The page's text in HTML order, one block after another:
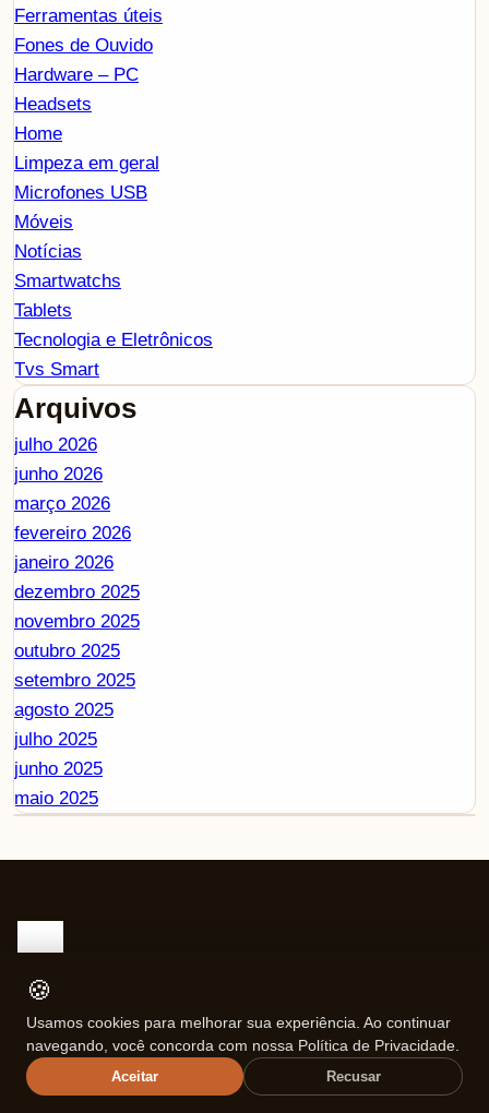
Ferramentas úteis
Fones de Ouvido
Hardware – PC
Headsets
Home
Limpeza em geral
Microfones USB
Móveis
Notícias
Smartwatchs
Tablets
Tecnologia e Eletrônicos
Tvs Smart
Arquivos
julho 2026
junho 2026
março 2026
fevereiro 2026
janeiro 2026
dezembro 2025
novembro 2025
outubro 2025
setembro 2025
agosto 2025
julho 2025
junho 2025
maio 2025
Um espaço para inspirar, conectar e transformar. Lifestyle consciente
Política de Privacidade
🍪
Usamos cookies para melhorar sua experiência. Ao continuar
navegando, você concorda com nossa Política de Privacidade.
Aceitar Recusar